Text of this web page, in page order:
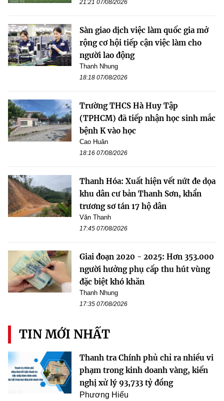
21:21 07/08/2026
Sàn giao dịch việc làm quốc gia mở
rộng cơ hội tiếp cận việc làm cho
người lao động
Thanh Nhung
18:18 07/08/2026
Trường THCS Hà Huy Tập
(TPHCM) đã tiếp nhận học sinh mắc
bệnh K vào học
Cao Huân
18:16 07/08/2026
Thanh Hóa: Xuất hiện vết nứt đe dọa
khu dân cư bản Thanh Sơn, khẩn
trương sơ tán 17 hộ dân
Văn Thanh
17:45 07/08/2026
Giai đoạn 2020 - 2025: Hơn 353.000
người hưởng phụ cấp thu hút vùng
đặc biệt khó khăn
Thanh Nhung
17:35 07/08/2026
TIN MỚI NHẤT
Thanh tra Chính phủ chỉ ra nhiều vi
phạm trong kinh doanh vàng, kiến
nghị xử lý 93,733 tỷ đồng
Phương Hiếu